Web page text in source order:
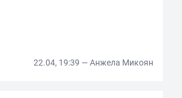
22.04, 19:39 — Анжела Микоян